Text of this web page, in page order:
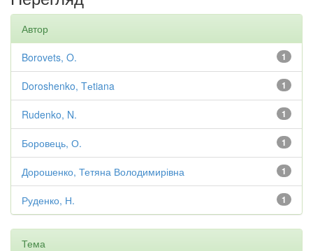
Автор
1
Borovets, O.
1
Doroshenko, Tеtiana
1
Rudenko, N.
1
Боровець, О.
1
Дорошенко, Тетяна Володимирівна
1
Руденко, Н.
Тема